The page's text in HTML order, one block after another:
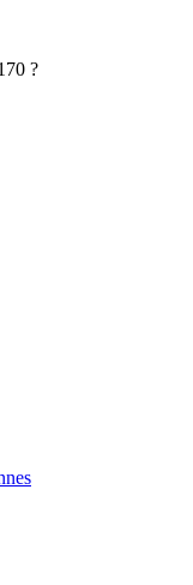
?